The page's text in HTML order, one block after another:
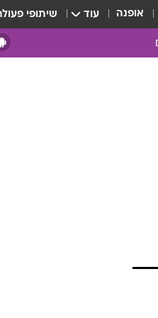
אופנה עוד שיתופי